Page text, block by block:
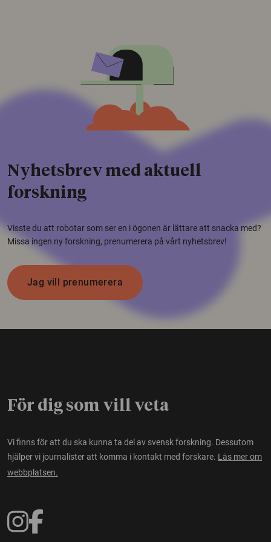
Nyhetsbrev med aktuell
forskning
Visste du att robotar som ser en i ögonen är lättare att snacka med?
Missa ingen ny forskning, prenumerera på vårt nyhetsbrev!
Jag vill prenumerera
För dig som vill veta
Vi finns för att du ska kunna ta del av svensk forskning. Dessutom
hjälper vi journalister att komma i kontakt med forskare. Läs mer om
webbplatsen.